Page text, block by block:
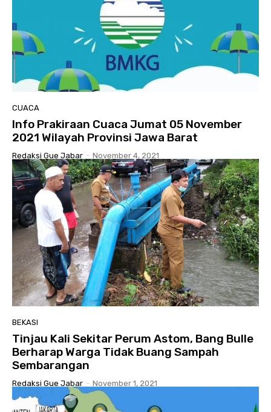
CUACA
Info Prakiraan Cuaca Jumat 05 November
2021 Wilayah Provinsi Jawa Barat
Redaksi Gue Jabar - November 4, 2021
BEKASI
Tinjau Kali Sekitar Perum Astom, Bang Bulle
Berharap Warga Tidak Buang Sampah
Sembarangan
Redaksi Gue Jabar - November 1, 2021